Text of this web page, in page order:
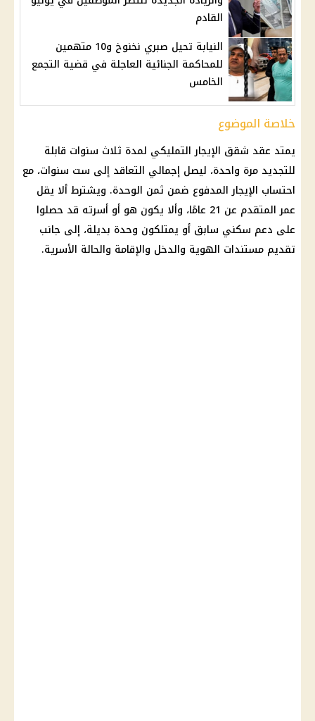
القادم
النيابة تحيل صبري نخنوخ و10 متهمين
للمحاكمة الجنائية العاجلة في قضية التجمع
الخامس
خلاصة الموضوع
يمتد عقد شقق الإيجار التمليكي لمدة ثلاث سنوات قابلة
للتجديد مرة واحدة، ليصل إجمالي التعاقد إلى ست سنوات، مع
احتساب الإيجار المدفوع ضمن ثمن الوحدة. ويشترط ألا يقل
عمر المتقدم عن 21 عامًا، وألا يكون هو أو أسرته قد حصلوا
على دعم سكني سابق أو يمتلكون وحدة بديلة، إلى جانب
تقديم مستندات الهوية والدخل والإقامة والحالة الأسرية.